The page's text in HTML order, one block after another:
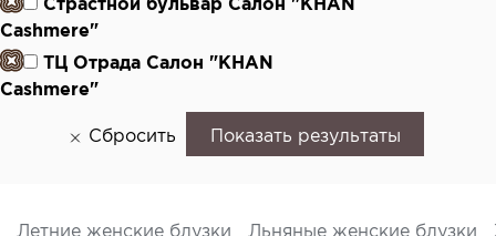
Cashmere"
ТЦ Отрада Салон "KHAN
Cashmere"
Сбросить Показать результаты
Летние женские блузки Льняные женские блузки